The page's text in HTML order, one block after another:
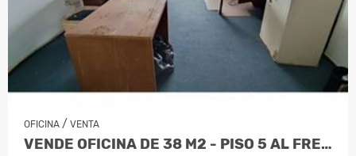
OFICINA / VENTA
VENDE OFICINA DE 38 M2 - PISO 5 AL FRENTE - FINANCIADA